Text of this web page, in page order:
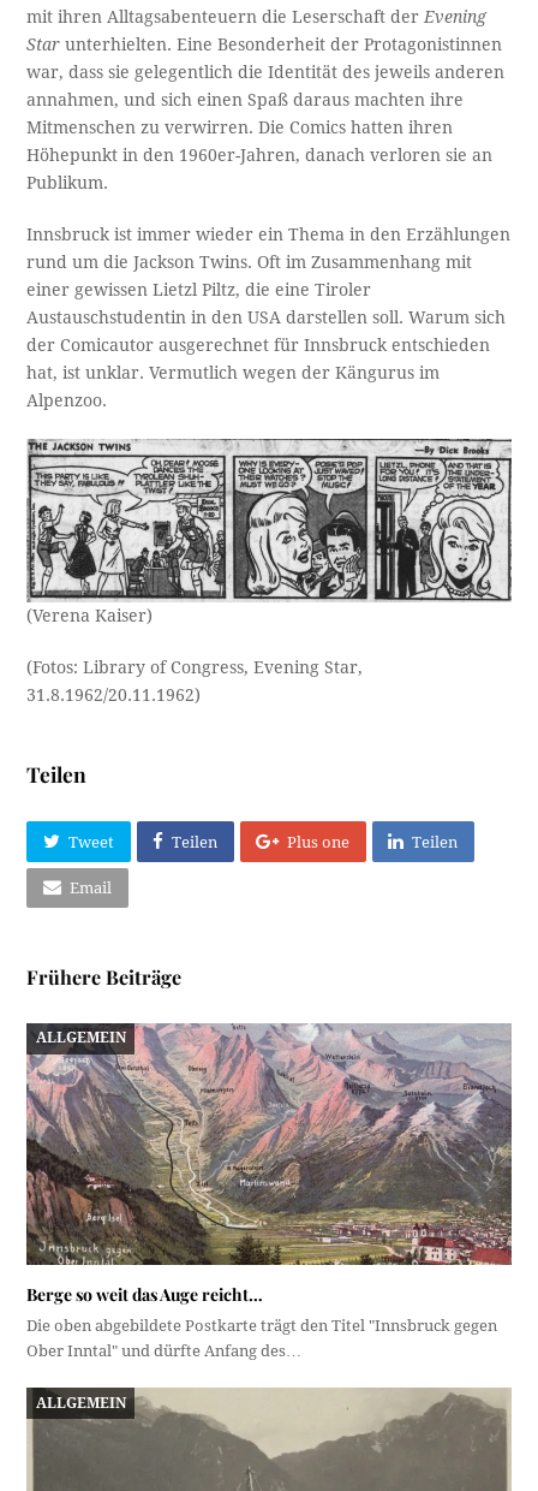
mit ihren Alltagsabenteuern die Leserschaft der Evening
Starunterhielten. Eine Besonderheit der Protagonistinnen
war, dass sie gelegentlich die Identität des jeweils anderen
annahmen, und sich einen Spaß daraus machten ihre
Mitmenschen zu verwirren. Die Comics hatten ihren
Höhepunkt in den 1960er-Jahren, danach verloren sie an
Publikum.
Innsbruck ist immer wieder ein Thema in den Erzählungen
rund um die Jackson Twins. Oft im Zusammenhang mit
einer gewissen Lietzl Piltz, die eine Tiroler
Austauschstudentin in den USA darstellen soll. Warum sich
der Comicautor ausgerechnet für Innsbruck entschieden
hat, ist unklar. Vermutlich wegen der Kängurus im
Alpenzoo.
(Verena Kaiser)
(Fotos: Library of Congress, Evening Star,
31.8.1962/20.11.1962)
Teilen
Tweet Teilen Plus one Teilen
Email
Frühere Beiträge
ALLGEMEIN
Berge so weit das Auge reicht…
Die oben abgebildete Postkarte trägt den Titel "Innsbruck gegen
Ober Inntal" und dürfte Anfang des…
ALLGEMEIN